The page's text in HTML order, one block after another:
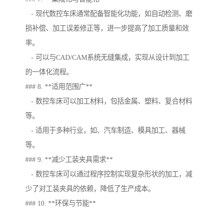
- 现代数控车床通常配备智能化功能，如自动检测、磨
损补偿、加工误差修正等，进一步提高了加工质量和效
率。
- 可以与CAD/CAM系统无缝集成，实现从设计到加工
的一体化流程。
### 8. **适用范围广**
- 数控车床可以加工材料，包括金属、塑料、复合材料
等。
- 适用于多种行业，如、汽车制造、模具加工、器械
等。
### 9. **减少工装夹具需求**
- 数控车床可以通过程序控制实现复杂形状的加工，减
少了对工装夹具的依赖，降低了生产成本。
### 10. **环保与节能**